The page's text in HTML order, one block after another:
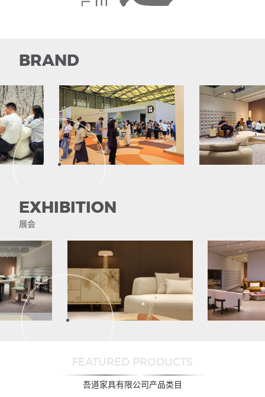
餐椅
dining chair
休闲椅
recliner
BRAND
EXHIBITION
展会
FEATURED PRODUCTS
吾道家具有限公司产品类目